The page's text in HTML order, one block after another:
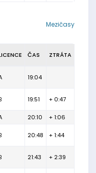
Mezičasy
ČAS ZTRÁTA
19:04
19:51 + 0:47
20:10 + 1:06
20:48 + 1:44
21:43 + 2:39